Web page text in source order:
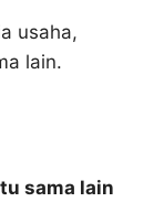
usaha,
lain.
sama lain